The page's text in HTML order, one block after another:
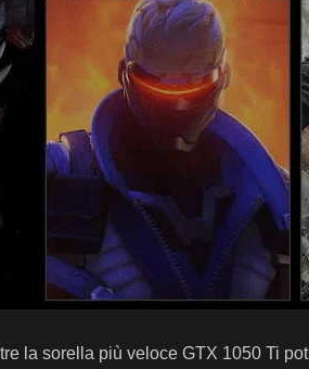
la sorella più veloce GTX 1050 Ti